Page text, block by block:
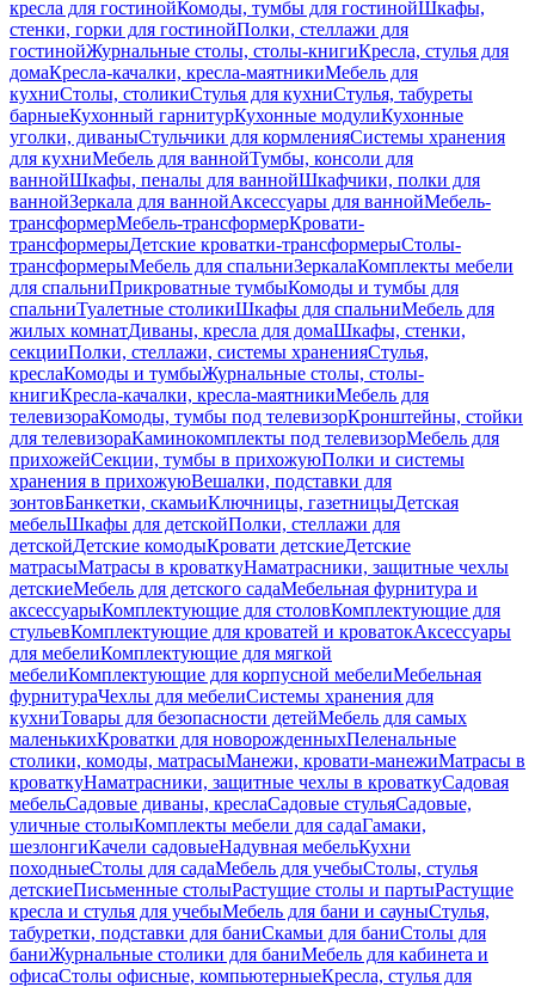
кресла для гостинойКомоды, тумбы для гостинойШкафы,
стенки, горки для гостинойПолки, стеллажи для
гостинойЖурнальные столы, столы-книгиКресла, стулья для
домаКресла-качалки, кресла-маятникиМебель для
кухниСтолы, столикиСтулья для кухниСтулья, табуреты
барныеКухонный гарнитурКухонные модулиКухонные
уголки, диваныСтульчики для кормленияСистемы хранения
для кухниМебель для ваннойТумбы, консоли для
ваннойШкафы, пеналы для ваннойШкафчики, полки для
ваннойЗеркала для ваннойАксессуары для ваннойМебель-
трансформерМебель-трансформерКровати-
трансформерыДетские кроватки-трансформерыСтолы-
трансформерыМебель для спальниЗеркалаКомплекты мебели
для спальниПрикроватные тумбыКомоды и тумбы для
спальниТуалетные столикиШкафы для спальниМебель для
жилых комнатДиваны, кресла для домаШкафы, стенки,
секцииПолки, стеллажи, системы храненияСтулья,
креслаКомоды и тумбыЖурнальные столы, столы-
книгиКресла-качалки, кресла-маятникиМебель для
телевизораКомоды, тумбы под телевизорКронштейны, стойки
для телевизораКаминокомплекты под телевизорМебель для
прихожейСекции, тумбы в прихожуюПолки и системы
хранения в прихожуюВешалки, подставки для
зонтовБанкетки, скамьиКлючницы, газетницыДетская
мебельШкафы для детскойПолки, стеллажи для
детскойДетские комодыКровати детскиеДетские
матрасыМатрасы в кроваткуНаматрасники, защитные чехлы
детскиеМебель для детского садаМебельная фурнитура и
аксессуарыКомплектующие для столовКомплектующие для
стульевКомплектующие для кроватей и кроватокАксессуары
для мебелиКомплектующие для мягкой
мебелиКомплектующие для корпусной мебелиМебельная
фурнитураЧехлы для мебелиСистемы хранения для
кухниТовары для безопасности детейМебель для самых
маленькихКроватки для новорожденныхПеленальные
столики, комоды, матрасыМанежи, кровати-манежиМатрасы в
кроваткуНаматрасники, защитные чехлы в кроваткуСадовая
мебельСадовые диваны, креслаСадовые стульяСадовые,
уличные столыКомплекты мебели для садаГамаки,
шезлонгиКачели садовыеНадувная мебельКухни
походныеСтолы для садаМебель для учебыСтолы, стулья
детскиеПисьменные столыРастущие столы и партыРастущие
кресла и стулья для учебыМебель для бани и сауныСтулья,
табуретки, подставки для баниСкамьи для баниСтолы для
баниЖурнальные столики для баниМебель для кабинета и
офисаСтолы офисные, компьютерныеКресла, стулья для